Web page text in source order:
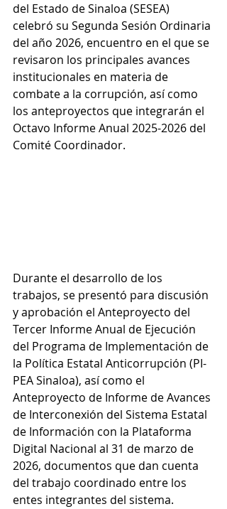
del Estado de Sinaloa (SESEA)
celebró su Segunda Sesión Ordinaria
del año 2026, encuentro en el que se
revisaron los principales avances
institucionales en materia de
combate a la corrupción, así como
los anteproyectos que integrarán el
Octavo Informe Anual 2025-2026 del
Comité Coordinador.
Durante el desarrollo de los
trabajos, se presentó para discusión
y aprobación el Anteproyecto del
Tercer Informe Anual de Ejecución
del Programa de Implementación de
la Política Estatal Anticorrupción (PI-
PEA Sinaloa), así como el
Anteproyecto de Informe de Avances
de Interconexión del Sistema Estatal
de Información con la Plataforma
Digital Nacional al 31 de marzo de
2026, documentos que dan cuenta
del trabajo coordinado entre los
entes integrantes del sistema.